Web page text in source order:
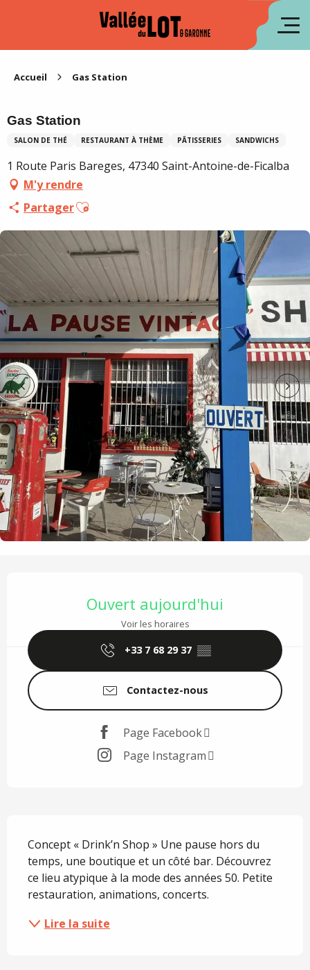
Accueil Gas Station
Gas Station
SALON DE THÉ RESTAURANT À THÈME PÂTISSERIES SANDWICHS
1 Route Paris Bareges, 47340 Saint-Antoine-de-Ficalba
M'y rendre
PartagerAjouter aux favoris
Ouvert aujourd'hui
Voir les horaires
+33 7 68 29 37 ▒▒
Contactez-nous
Page Facebook
Page Instagram
Concept « Drink’n Shop » Une pause hors du
temps, une boutique et un côté bar. Découvrez
ce lieu atypique à la mode des années 50. Petite
restauration, animations, concerts.
Lire la suite